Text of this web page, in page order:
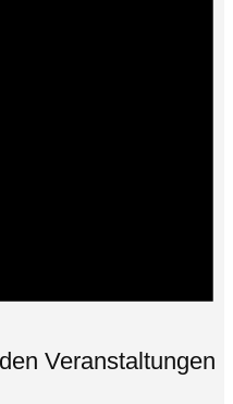
Veranstaltungen